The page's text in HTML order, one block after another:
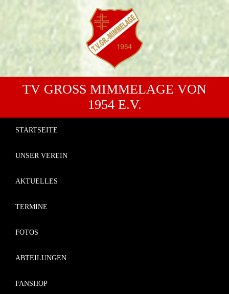
TV GROSS MIMMELAGE VON 1
954 E.V.
STARTSEITE
UNSER VEREIN
AKTUELLES
TERMINE
FOTOS
ABTEILUNGEN
FANSHOP